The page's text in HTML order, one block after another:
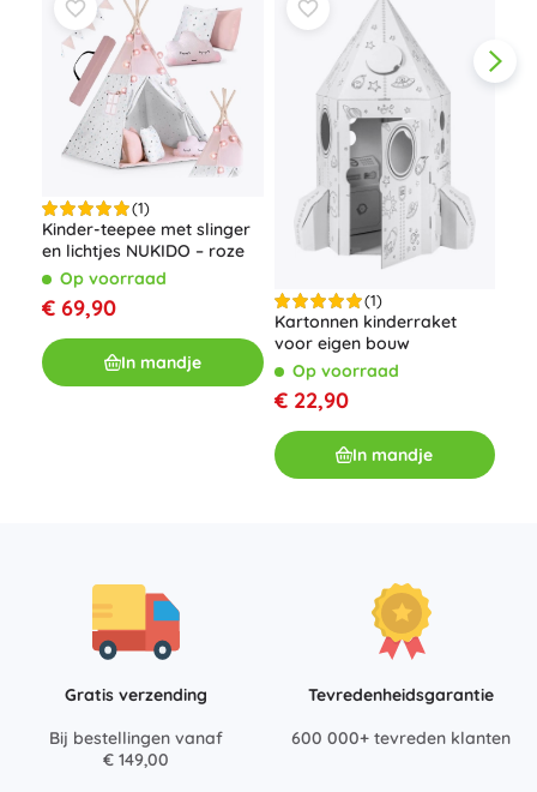
(1)
Kinder-teepee met slinger
en lichtjes NUKIDO – roze
Op voorraad
€ 69,90
In mandje
(1)
Kartonnen kinderraket
voor eigen bouw
Op voorraad
€ 22,90
In mandje
Gratis verzending
Bij bestellingen vanaf
€ 149,00
Tevredenheidsgarantie
600 000+ tevreden klanten